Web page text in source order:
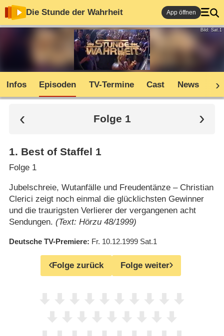
Die Stunde der Wahrheit App öffnen
Bild: Sat.1
Infos Episoden TV-Termine Cast News
Folge 1
1. Best of Staffel 1
Folge 1
Jubelschreie, Wutanfälle und Freudentänze – Christian
Clerici zeigt noch einmal die glücklichsten Gewinner
und die traurigsten Verlierer der vergangenen acht
Sendungen. (Text: Hörzu 48/1999)
Deutsche TV-Premiere Fr. 10.12.1999 Sat.1
Folge zurück Folge weiter